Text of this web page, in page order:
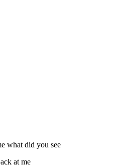
what did you see
at me